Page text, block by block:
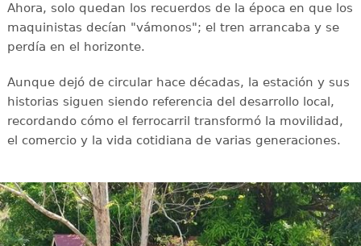
Ahora, solo quedan los recuerdos de la época en que los
maquinistas decían "vámonos"; el tren arrancaba y se
perdía en el horizonte.
Aunque dejó de circular hace décadas, la estación y sus
historias siguen siendo referencia del desarrollo local,
recordando cómo el ferrocarril transformó la movilidad,
el comercio y la vida cotidiana de varias generaciones.